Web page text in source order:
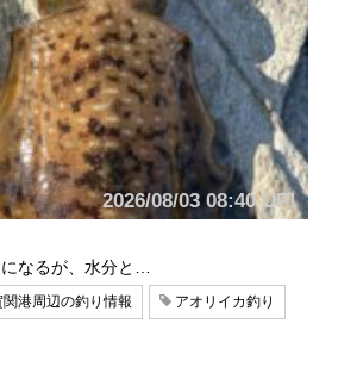
2026/08/03 08:40 UP!
なるが、水分と…
関港周辺の釣り情報 アオリイカ釣り